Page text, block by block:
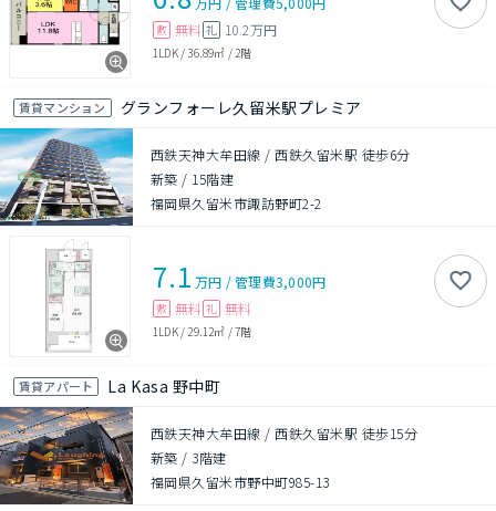
敷 無料 礼 10.2万円
1LDK/36.89㎡ / 2階
賃貸マンション グランフォーレ久留米駅プレミア
西鉄天神大牟田線 / 西鉄久留米駅 徒歩6分
新築 / 15階建
福岡県久留米市諏訪野町2-2
7.1 万円 /管理費3,000円
敷 無料 礼 無料
1LDK/ 29.12㎡ /7階
賃貸アパート La Kasa 野中町
西鉄天神大牟田線 / 西鉄久留米駅 徒歩15分
新築 / 3階建
福岡県久留米市野中町985-13